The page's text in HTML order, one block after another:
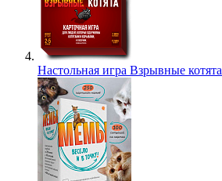
Настольная игра Взрывные котята